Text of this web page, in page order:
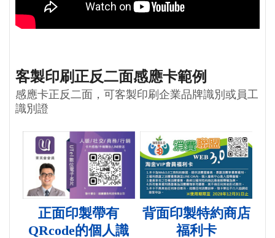
客製印刷正反二面感應卡範例
感應卡正反二面，可客製印刷企業品牌識別或員工
識別證
正面印製帶有
QRcode的個人識
背面印製特約商店
福利卡